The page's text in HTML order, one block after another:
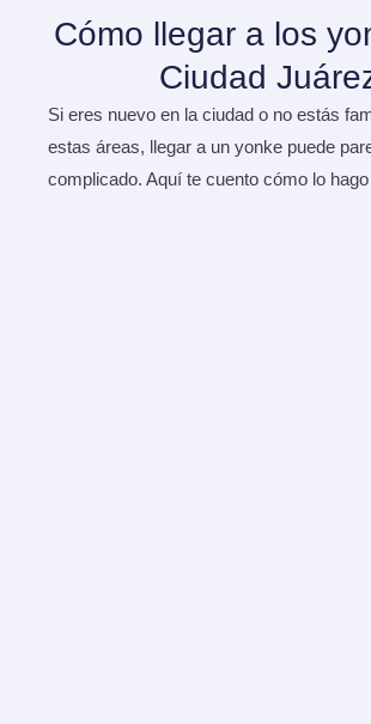
Cómo llegar a los
Ciudad
Si eres nuevo en la ciudad o no estás
estas áreas, llegar a un yonke puede
complicado. Aquí te cuento cómo lo